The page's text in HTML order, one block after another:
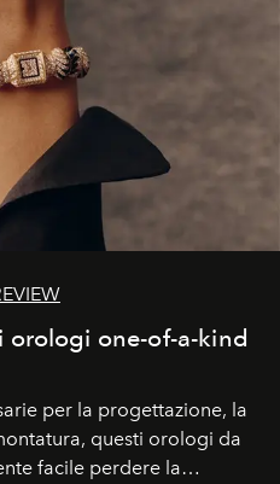
orologi one-of-a-kind
per la progettazione, la
questi orologi da
facile perdere la